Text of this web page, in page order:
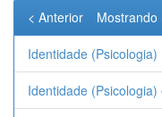
< Anterior
Identidade (Psicologia)
Identidade